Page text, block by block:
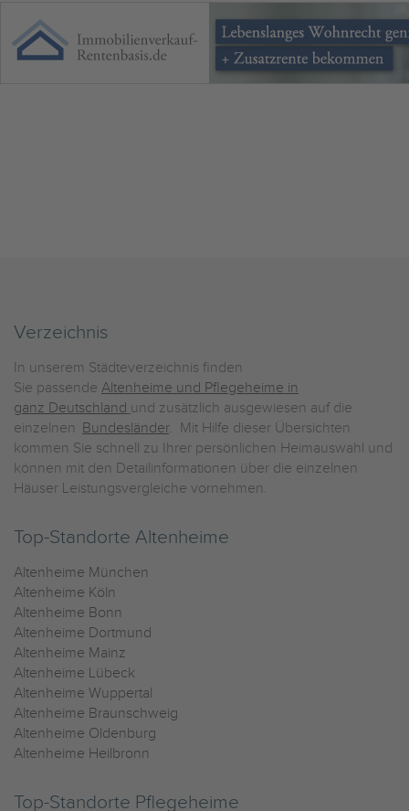
Verzeichnis
In unserem Städteverzeichnis finden
Sie passende Altenheime und Pflegeheime in
ganz Deutschland und zusätzlich ausgewiesen auf die
einzelnen Bundesländer. Mit Hilfe dieser Übersichten
kommen Sie schnell zu Ihrer persönlichen Heimauswahl und
können mit den Detailinformationen über die einzelnen
Häuser Leistungsvergleiche vornehmen.
Top-Standorte Altenheime
Altenheime München
Altenheime Köln
Altenheime Bonn
Altenheime Dortmund
Altenheime Mainz
Altenheime Lübeck
Altenheime Wuppertal
Altenheime Braunschweig
Altenheime Oldenburg
Altenheime Heilbronn
Top-Standorte Pflegeheime